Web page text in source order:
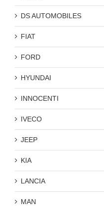
DS AUTOMOBILES
FIAT
FORD
HYUNDAI
INNOCENTI
IVECO
JEEP
KIA
LANCIA
MAN